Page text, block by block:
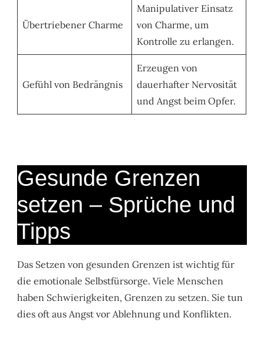
Übertriebener Charme
Manipulativer Einsatz
von Charme, um
Kontrolle zu erlangen.
Gefühl von Bedrängnis
Erzeugen von
dauerhafter Nervosität
und Angst beim Opfer.
Gesunde Grenzen
setzen – Sprüche und
Tipps
Das Setzen von gesunden Grenzen ist wichtig für
die emotionale Selbstfürsorge. Viele Menschen
haben Schwierigkeiten, Grenzen zu setzen. Sie tun
dies oft aus Angst vor Ablehnung und Konflikten.